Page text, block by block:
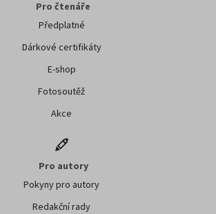
Pro čtenáře
Předplatné
Dárkové certifikáty
E-shop
Fotosoutěž
Akce
Pro autory
Pokyny pro autory
Redakční rady